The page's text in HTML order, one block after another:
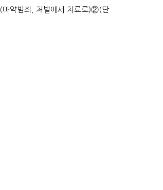
'송영길'…정청래 '한 ...
(마약범죄, 처벌에서 치료로)②(단